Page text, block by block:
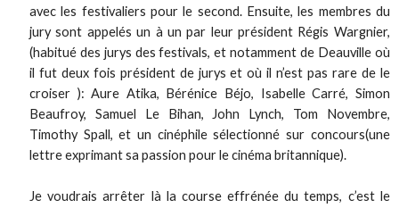
avec les festivaliers pour le second. Ensuite, les membres du
jury sont appelés un à un par leur président Régis Wargnier,
(habitué des jurys des festivals, et notamment de Deauville où
il fut deux fois président de jurys et où il n’est pas rare de le
croiser ): Aure Atika, Bérénice Béjo, Isabelle Carré, Simon
Beaufroy, Samuel Le Bihan, John Lynch, Tom Novembre,
Timothy Spall, et un cinéphile sélectionné sur concours(une
lettre exprimant sa passion pour le cinéma britannique).
Je voudrais arrêter là la course effrénée du temps, c’est le